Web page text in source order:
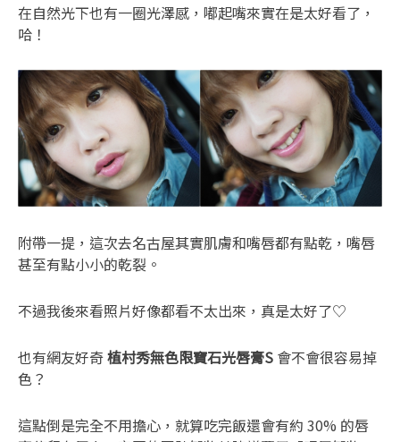
在自然光下也有一圈光澤感，嘟起嘴來實在是太好看了，
哈！
附帶一提，這次去名古屋其實肌膚和嘴唇都有點乾，嘴唇
甚至有點小小的乾裂。
不過我後來看照片好像都看不太出來，真是太好了♡
也有網友好奇植村秀無色限寶石光唇膏S 會不會很容易掉
色？
這點倒是完全不用擔心，就算吃完飯還會有約 30% 的唇